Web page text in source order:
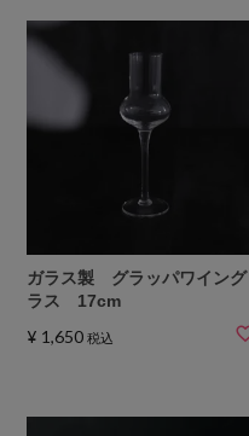
ガラス製 グラッパワイング
ラス 17cm
¥ 1,650 税込